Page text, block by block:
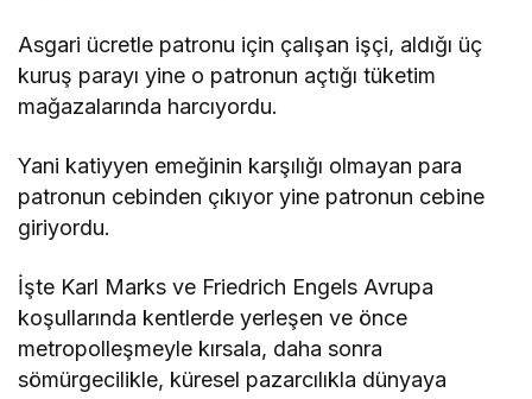
Asgari ücretle patronu için çalışan işçi, aldığı üç
kuruş parayı yine o patronun açtığı tüketim
mağazalarında harcıyordu.
Yani katiyyen emeğinin karşılığı olmayan para
patronun cebinden çıkıyor yine patronun cebine
giriyordu.
İşte Karl Marks ve Friedrich Engels Avrupa
koşullarında kentlerde yerleşen ve önce
metropolleşmeyle kırsala, daha sonra
sömürgecilikle, küresel pazarcılıkla dünyaya